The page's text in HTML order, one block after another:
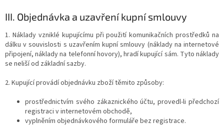
III. Objednávka a uzavření kupní smlouvy
1. Náklady vzniklé kupujícímu při použití komunikačních prostředků na
dálku v souvislosti s uzavřením kupní smlouvy (náklady na internetové
připojení, náklady na telefonní hovory), hradí kupující sám. Tyto náklady
se neliší od základní sazby.
2. Kupující provádí objednávku zboží těmito způsoby:
prostřednictvím svého zákaznického účtu, provedl-li předchozí
registraci v internetovém obchodě,
vyplněním objednávkového formuláře bez registrace.